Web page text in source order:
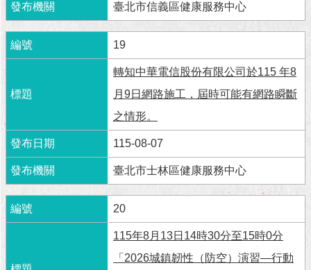
臺北市信義區健康服務中心
19
轉知中華電信股份有限公司於115 年8
月9日網路施工，屆時可能有網路瞬斷
之情形。
115-08-07
臺北市士林區健康服務中心
20
115年8月13日14時30分至15時0分
「2026城鎮韌性（防空）演習—行動